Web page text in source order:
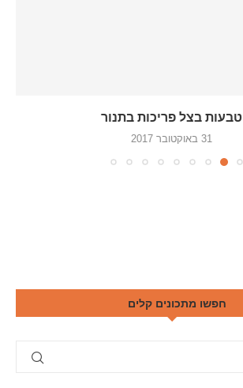
טבעות בצל פריכות בתנור
31 באוקטובר 2017
חפשו מתכונים קלים